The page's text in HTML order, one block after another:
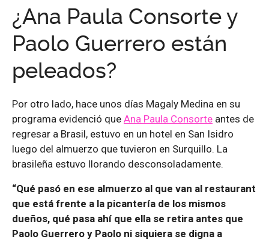
¿Ana Paula Consorte y
Paolo Guerrero están
peleados?
Por otro lado, hace unos días Magaly Medina en su
programa evidenció que Ana Paula Consorte antes de
regresar a Brasil, estuvo en un hotel en San Isidro
luego del almuerzo que tuvieron en Surquillo. La
brasileña estuvo llorando desconsoladamente.
“Qué pasó en ese almuerzo al que van al restaurant
que está frente a la picantería de los mismos
dueños, qué pasa ahí que ella se retira antes que
Paolo Guerrero y Paolo ni siquiera se digna a